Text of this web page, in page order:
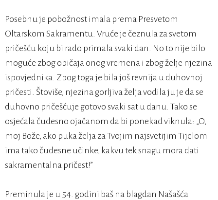
Posebnu je pobožnost imala prema Presvetom
Oltarskom Sakramentu. Vruće je čeznula za svetom
pričešću koju bi rado primala svaki dan. No to nije bilo
moguće zbog običaja onog vremena i zbog želje njezina
ispovjednika. Zbog toga je bila još revnija u duhovnoj
pričesti. Štoviše, njezina gorljiva želja vodila ju je da se
duhovno pričešćuje gotovo svaki sat u danu. Tako se
osjećala čudesno ojačanom da bi ponekad viknula: „O,
moj Bože, ako puka želja za Tvojim najsvetijim Tijelom
ima tako čudesne učinke, kakvu tek snagu mora dati
sakramentalna pričest!”
Preminula je u 54. godini baš na blagdan Našašća